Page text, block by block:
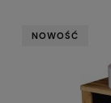
NOWOŚĆ